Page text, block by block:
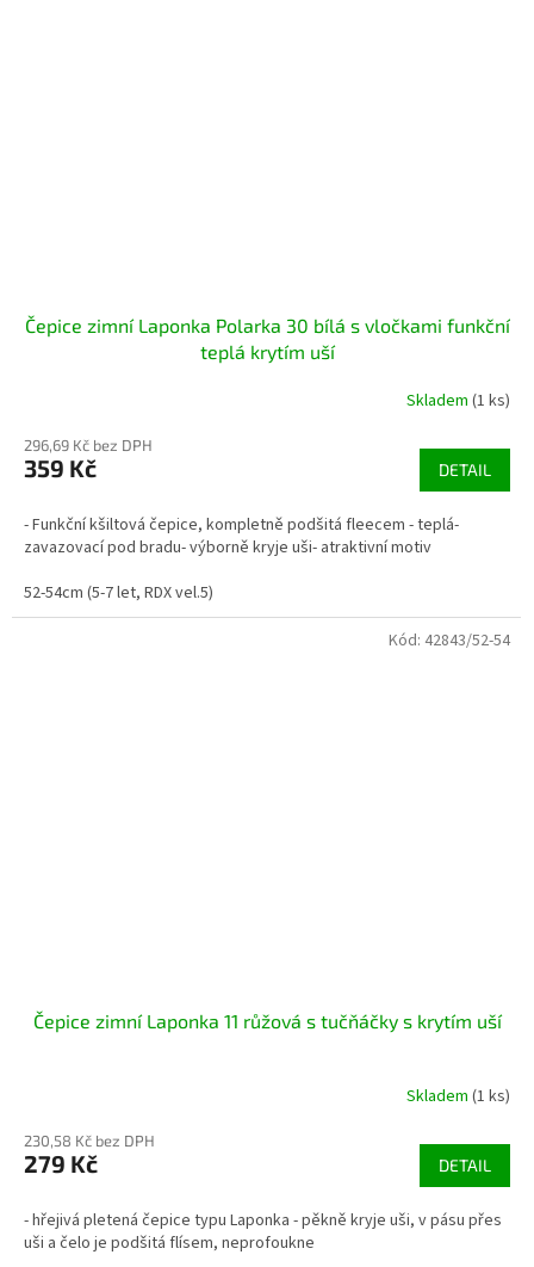
Čepice zimní Laponka Polarka 30 bílá s vločkami funkční
teplá krytím uší
Skladem (1 ks)
296,69 Kč bez DPH
359 Kč DETAIL
- Funkční kšiltová čepice, kompletně podšitá fleecem - teplá-
zavazovací pod bradu- výborně kryje uši- atraktivní motiv
52-54cm (5-7 let, RDX vel.5)
Čepice zimní Laponka 11 růžová s tučňáčky s krytím uší
Skladem (1 ks)
230,58 Kč bez DPH
279 Kč DETAIL
- hřejivá pletená čepice typu Laponka - pěkně kryje uši, v pásu přes
uši a čelo je podšitá flísem, neprofoukne
Kód: 42843/52-54